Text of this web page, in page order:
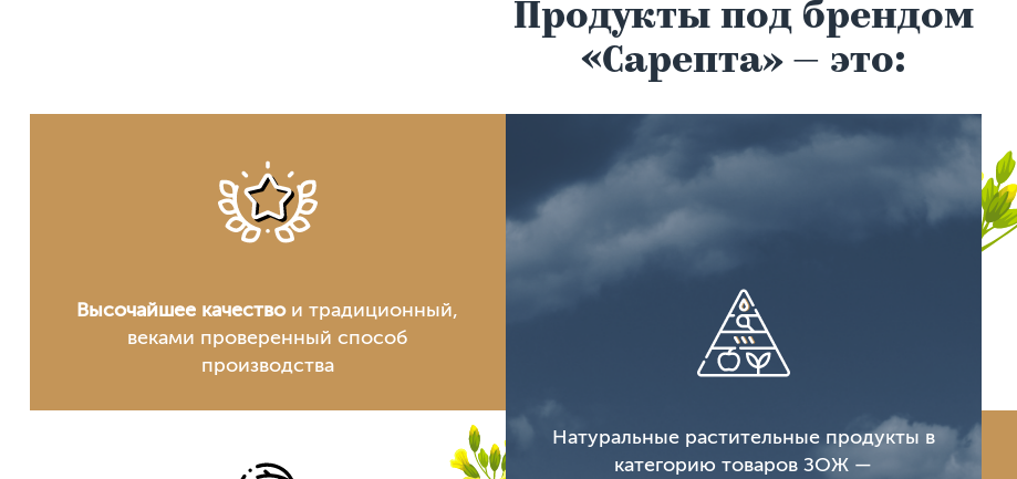
Продукты под брендом
«Сарепта» — это:
Высочайшее качествои традиционный,
веками проверенный способ
производства
Натуральные растительные продукты в
категорию товаров ЗОЖ —